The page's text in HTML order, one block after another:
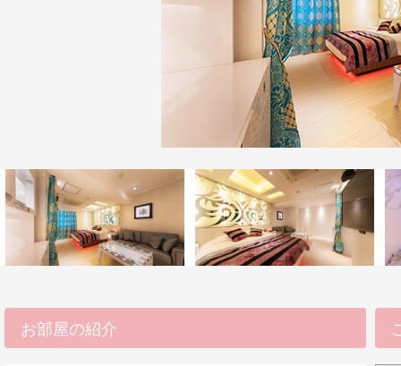
お部屋の紹介